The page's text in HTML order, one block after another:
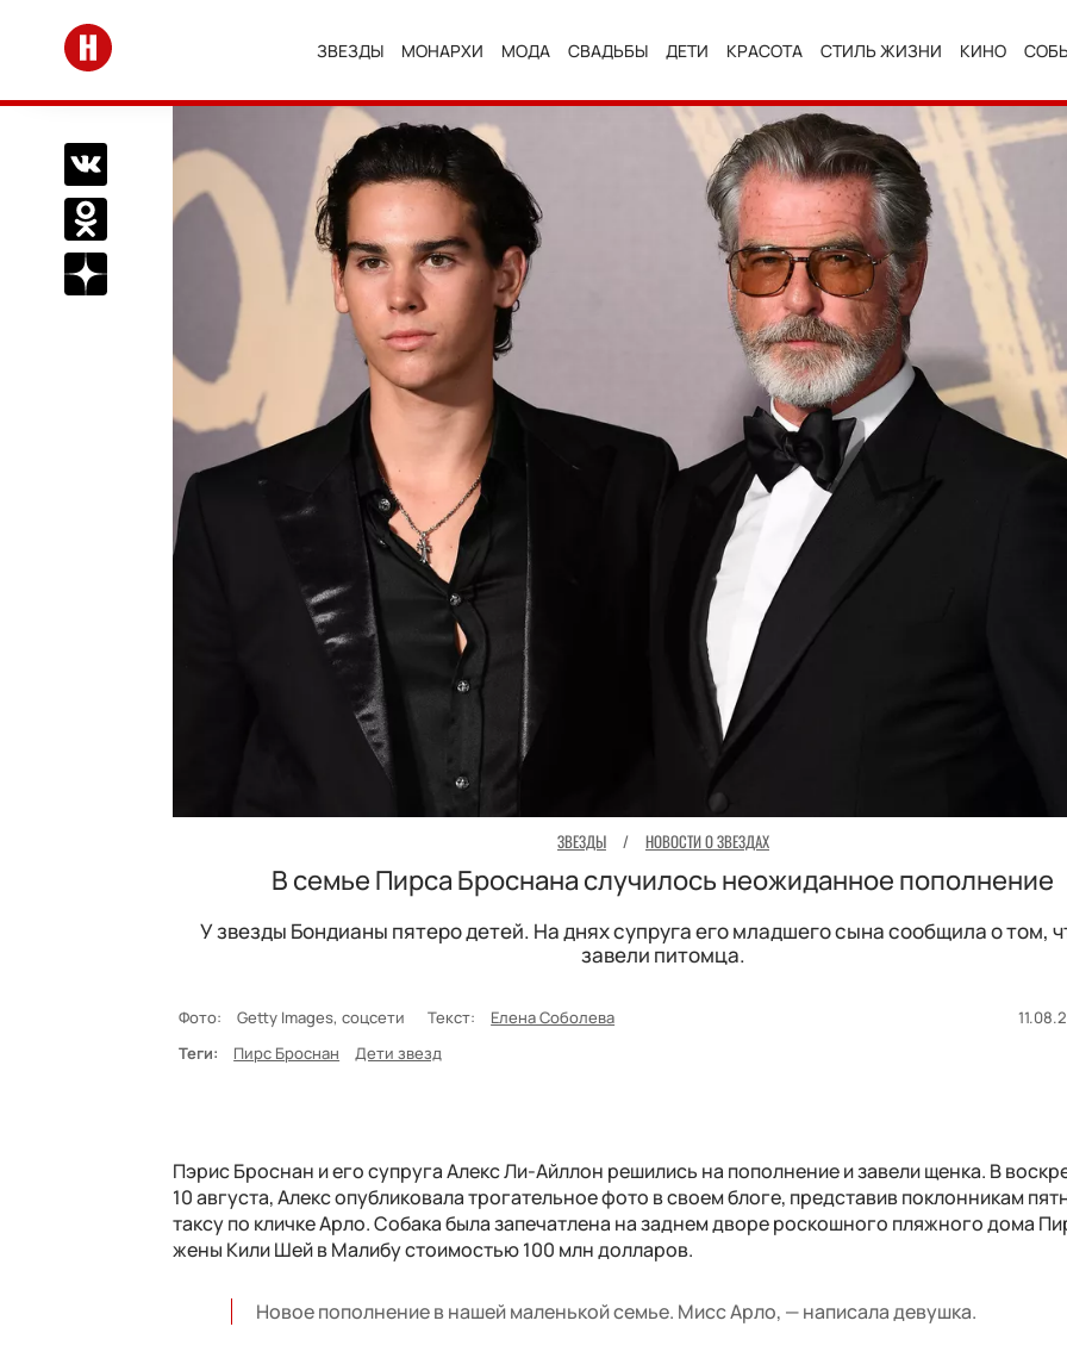
Перейти на главную
ЗВЕЗДЫ МОНАРХИ МОДА СВАДЬБЫ ДЕТИ КРАСОТА СТИЛЬ ЖИЗНИ КИНО
Поделиться Вконтакте
Поделиться в Одноклассниках
Подписаться на нас в Дзен
ЗВЕЗДЫ / НОВОСТИ О ЗВЕЗДАХ
В семье Пирса Броснана случилось неожиданное пополнение
У звезды Бондианы пятеро детей. На днях супруга его младшего сына сообщила о том,
завели питомца.
Фото: Getty Images, соцсети Текст: Елена Соболева
Теги:
Пирс Броснан Дети звезд
Пэрис Броснан и его супруга Алекс Ли-Айллон решились на пополнение и завели щенка. В
10 августа, Алекс опубликовала трогательное фото в своем блоге, представив поклонникам
таксу по кличке Арло. Собака была запечатлена на заднем дворе роскошного пляжного дома
жены Кили Шей в Малибу стоимостью 100 млн долларов.
Новое пополнение в нашей маленькой семье. Мисс Арло, — написала девушка.